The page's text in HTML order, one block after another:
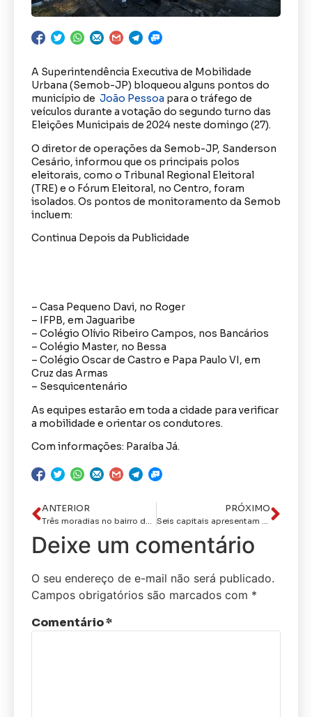
A Superintendência Executiva de Mobilidade
Urbana (Semob-JP) bloqueou alguns pontos do
município de João Pessoa para o tráfego de
veículos durante a votação do segundo turno das
Eleições Municipais de 2024 neste domingo (27).
O diretor de operações da Semob-JP, Sanderson
Cesário, informou que os principais polos
eleitorais, como o Tribunal Regional Eleitoral
(TRE) e o Fórum Eleitoral, no Centro, foram
isolados. Os pontos de monitoramento da Semob
incluem:
Continua Depois da Publicidade
– Casa Pequeno Davi, no Roger
– IFPB, em Jaguaribe
– Colégio Olívio Ribeiro Campos, nos Bancários
– Colégio Master, no Bessa
– Colégio Oscar de Castro e Papa Paulo VI, em
Cruz das Armas
– Sesquicentenário
As equipes estarão em toda a cidade para verificar
a mobilidade e orientar os condutores.
Com informações: Paraíba Já.
ANTERIOR
Três moradias no bairro do Jacaré em Paraisópolis foi abastada pelo incêndio
PRÓXIMO
Seis capitais apresentam candidatos empatados tecnicamente na véspera do segundo turno
Deixe um comentário
O seu endereço de e-mail não será publicado.
Campos obrigatórios são marcados com *
Comentário*